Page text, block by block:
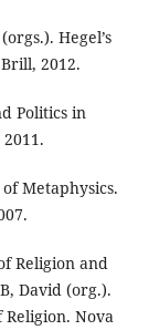
Hegel’s
2012.
Politics in
of Metaphysics.
Religion and
David (org.).
Religion. Nova